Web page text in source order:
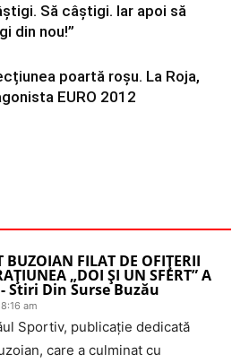
Să câștigi. Iar apoi să
din nou!”
poartă roșu. La Roja,
EURO 2012
BUZOIAN FILAT DE OFIȚERII
„DOI ȘI UN SFERT” A
- Stiri Din Surse Buzău
am
Sportiv, publicaţie dedicată
care a culminat cu